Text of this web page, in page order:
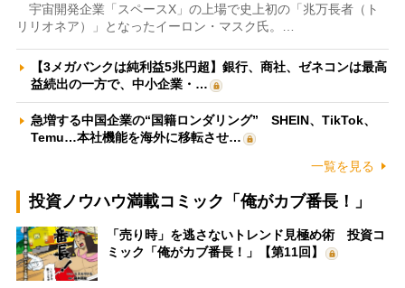
宇宙開発企業「スペースX」の上場で史上初の「兆万長者（ト
リリオネア）」となったイーロン・マスク氏。…
【3メガバンクは純利益5兆円超】銀行、商社、ゼネコンは最高
益続出の一方で、中小企業・…
急増する中国企業の“国籍ロンダリング” SHEIN、TikTok、
Temu…本社機能を海外に移転させ…
一覧を見る
投資ノウハウ満載コミック「俺がカブ番長！」
「売り時」を逃さないトレンド見極め術 投資コ
ミック「俺がカブ番長！」【第11回】